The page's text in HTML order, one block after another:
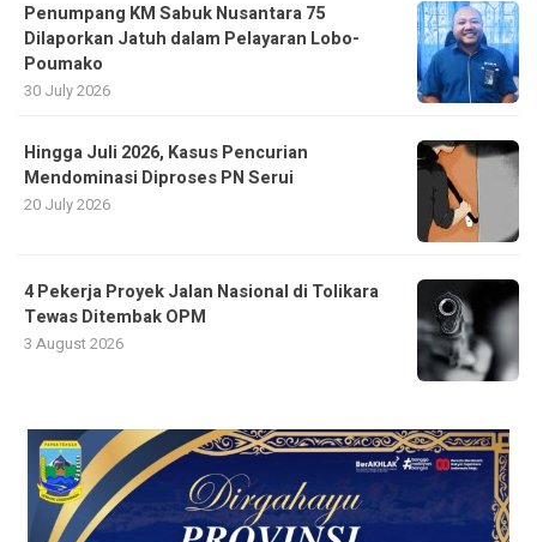
Penumpang KM Sabuk Nusantara 75
Dilaporkan Jatuh dalam Pelayaran Lobo-
Poumako
30 July 2026
Hingga Juli 2026, Kasus Pencurian
Mendominasi Diproses PN Serui
20 July 2026
4 Pekerja Proyek Jalan Nasional di Tolikara
Tewas Ditembak OPM
3 August 2026